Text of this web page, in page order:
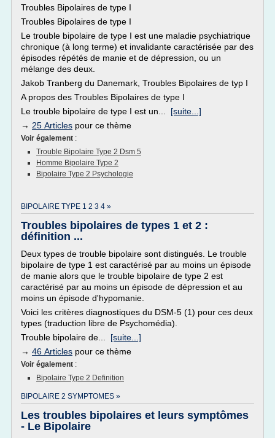
Troubles Bipolaires de type I
Troubles Bipolaires de type I
Le trouble bipolaire de type I est une maladie psychiatrique
chronique (à long terme) et invalidante caractérisée par des
épisodes répétés de manie et de dépression, ou un
mélange des deux.
Jakob Tranberg du Danemark, Troubles Bipolaires de typ I
A propos des Troubles Bipolaires de type I
Le trouble bipolaire de type I est un... [suite...]
→ 25 Articles pour ce thème
Voir également :
Trouble Bipolaire Type 2 Dsm 5
Homme Bipolaire Type 2
Bipolaire Type 2 Psychologie
BIPOLAIRE TYPE 1 2 3 4 »
Troubles bipolaires de types 1 et 2 :
définition ...
Deux types de trouble bipolaire sont distingués. Le trouble
bipolaire de type 1 est caractérisé par au moins un épisode
de manie alors que le trouble bipolaire de type 2 est
caractérisé par au moins un épisode de dépression et au
moins un épisode d'hypomanie.
Voici les critères diagnostiques du DSM-5 (1) pour ces deux
types (traduction libre de Psychomédia).
Trouble bipolaire de... [suite...]
→ 46 Articles pour ce thème
Voir également :
Bipolaire Type 2 Definition
BIPOLAIRE 2 SYMPTOMES »
Les troubles bipolaires et leurs symptômes
- Le Bipolaire